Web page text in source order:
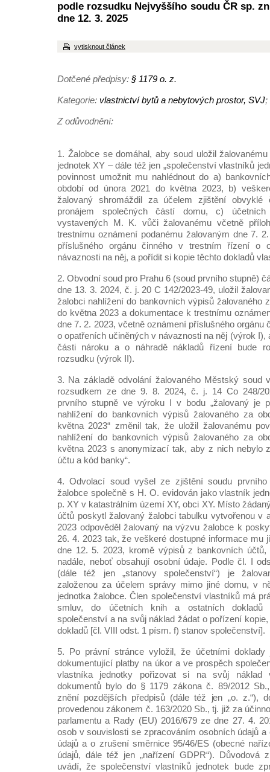
podle rozsudku Nejvyššího soudu ČR sp.
dne 12. 3. 2025
vytisknout článek
Dotčené předpisy: § 1179 o. z.
Kategorie: vlastnictví bytů a nebytových prostor, SVJ;
Z odůvodnění:
1. Žalobce se domáhal, aby soud uložil
jednotek XY – dále též jen „společenství vlastníků
povinnost umožnit mu nahlédnout do a)
období od února 2021 do května 2023, b)
žalovaný shromáždil za účelem zjištění
pronájem společných částí domu, c)
vystavených M. K. vůči žalovanému včetně
trestnímu oznámení podanému žalovaným dne 7.
příslušného orgánu činného v trestním řízení o
návaznosti na něj, a pořídit si kopie těchto dokladů
2. Obvodní soud pro Prahu 6 (soud prvního stupně)
dne 13. 3. 2024, č. j. 20 C 142/2023-49, uložil
žalobci nahlížení do bankovních výpisů žalovaného
do května 2023 a dokumentace k trestnímu
dne 7. 2. 2023, včetně oznámení příslušného orgánu
o opatřeních učiněných v návaznosti na něj (výrok
části nároku a o náhradě nákladů řízení bude
rozsudku (výrok II).
3. Na základě odvolání žalovaného Městský soud
rozsudkem ze dne 9. 8. 2024, č. j. 14 Co 248/
prvního stupně ve výroku I v bodu „žalovaný je
nahlížení do bankovních výpisů žalovaného za
května 2023“ změnil tak, že uložil žalovanému
nahlížení do bankovních výpisů žalovaného za
května 2023 s anonymizací tak, aby z nich nebylo
účtu a kód banky“.
4. Odvolací soud vyšel ze zjištění soudu
žalobce společně s H. O. evidován jako vlastník
p. XY v katastrálním území XY, obci XY. Místo
účtů poskytl žalovaný žalobci tabulku vytvořenou v
2023 odpověděl žalovaný na výzvu žalobce k
26. 4. 2023 tak, že veškeré dostupné informace mu
dne 12. 5. 2023, kromě výpisů z bankovních
nadále, neboť obsahují osobní údaje. Podle čl. I
(dále též jen „stanovy společenství“) je
založenou za účelem správy mimo jiné domu, v
jednotka žalobce. Člen společenství vlastníků má
smluv, do účetních knih a ostatních dokladů
společenství a na svůj náklad žádat o pořízení
dokladů [čl. VIII odst. 1 písm. f) stanov společenství].
5. Po právní stránce vyložil, že účetními
dokumentující platby na úkor a ve prospěch
vlastníka jednotky pořizovat si na svůj náklad
dokumentů bylo do § 1179 zákona č. 89/2012
znění pozdějších předpisů (dále též jen „o. z.“),
provedenou zákonem č. 163/2020 Sb., tj. již za
parlamentu a Rady (EU) 2016/679 ze dne 27. 4.
osob v souvislosti se zpracováním osobních údajů a
údajů a o zrušení směrnice 95/46/ES (obecné
údajů, dále též jen „nařízení GDPR“). Důvodová
uvádí, že společenství vlastníků jednotek bude